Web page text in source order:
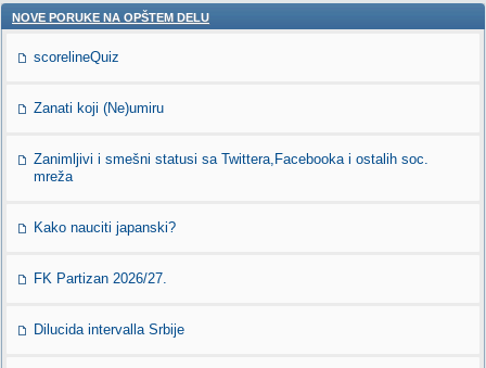
NOVE PORUKE NA OPŠTEM DELU
scorelineQuiz
Zanati koji (Ne)umiru
Zanimljivi i smešni statusi sa Twittera,Facebooka i ostalih soc.
mreža
Kako nauciti japanski?
FK Partizan 2026/27.
Dilucida intervalla Srbije